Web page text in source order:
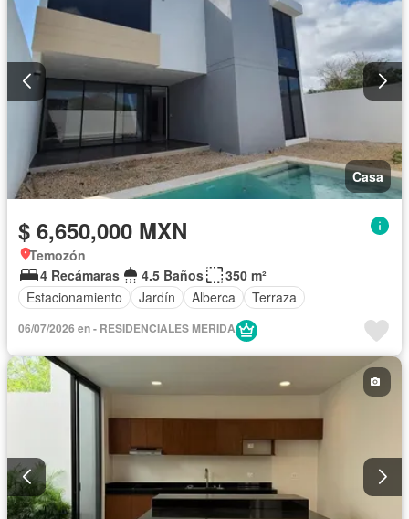
Casa
$ 6,650,000 MXN
Temozón
4 Recámaras
4.5 Baños
350 m²
Estacionamiento
Jardín Alberca Terraza
06/07/2026 en - RESIDENCIALES MERIDA